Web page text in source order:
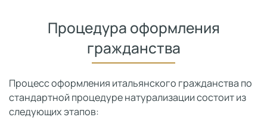
Процедура оформления
гражданства
Процесс оформления итальянского гражданства по
стандартной процедуре натурализации состоит из
следующих этапов: